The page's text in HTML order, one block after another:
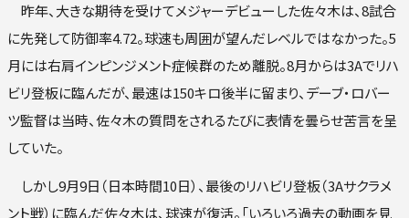
昨年、大きな期待を受けてメジャーデビューした佐々木は、8試合
に先発して防御率4.72。球速も周囲が望んだレベルではなかった。5
月には右肩インピンジメント症候群のため離脱。8月からは3Aでリハ
ビリ登板に臨んだが、最速は150キロ後半に留まり、デーブ・ロバー
ツ監督は当時、佐々木の質問をされるたびに表情を曇らせ苦言を呈
していた。
しかし9月9日（日本時間10日）、最後のリハビリ登板（3Aサクラメ
ント戦）に臨んだ佐々木は、球速が復活。「いろいろ過去の動画を見